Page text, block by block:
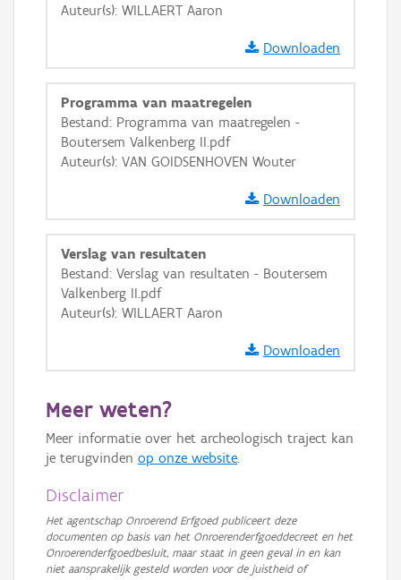
Auteur(s): WILLAERT Aaron
Downloaden
Programma van maatregelen
Bestand: Programma van maatregelen -
Boutersem Valkenberg II.pdf
Auteur(s): VAN GOIDSENHOVEN Wouter
Downloaden
Verslag van resultaten
Bestand: Verslag van resultaten - Boutersem
Valkenberg II.pdf
Auteur(s): WILLAERT Aaron
Downloaden
Meer weten?
Meer informatie over het archeologisch traject kan
je terugvinden op onze website.
Disclaimer
Het agentschap Onroerend Erfgoed publiceert deze
documenten op basis van het Onroerenderfgoeddecreet en het
Onroerenderfgoedbesluit, maar staat in geen geval in en kan
niet aansprakelijk gesteld worden voor de juistheid of